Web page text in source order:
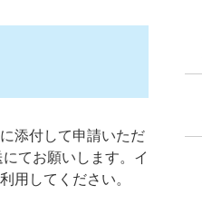
添付して申請いただ
てお願いします。イ
用してください。